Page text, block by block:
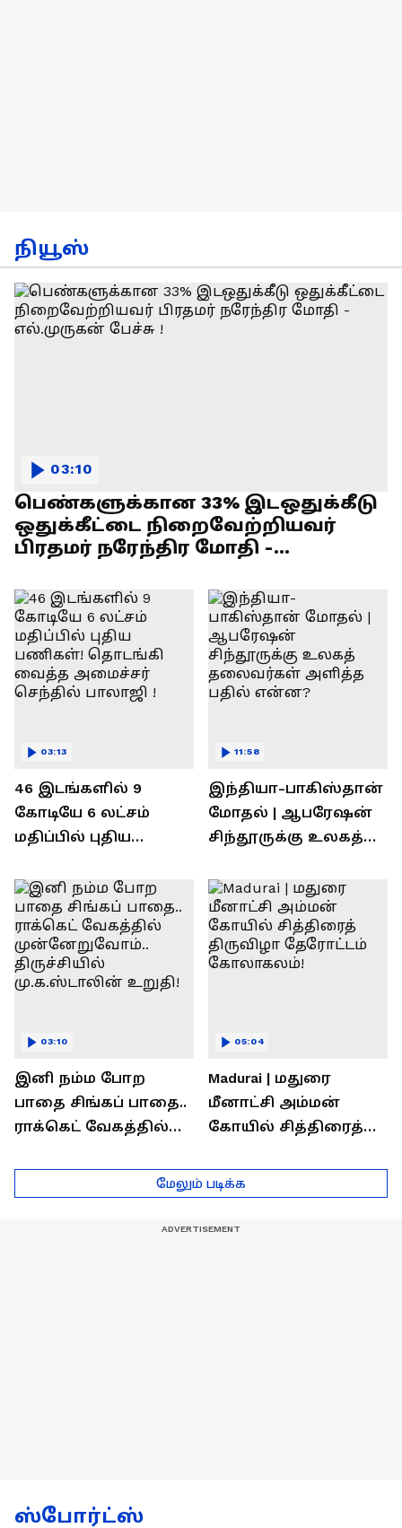
நியூஸ்
பெண்களுக்கான 33% இடஒதுக்கீடு
ஒதுக்கீட்டை நிறைவேற்றியவர்
பிரதமர் நரேந்திர மோதி -
03:10
46 இடங்களில் 9
கோடியே 6 லட்சம்
மதிப்பில் புதிய
வைத்த அமைச்சர்
செந்தில் பாலாஜி !
03:13
இந்தியா-பாகிஸ்தான்
மோதல் | ஆபரேஷன்
சிந்தூருக்கு உலகத்
பதில் என்ன?
11:58
இனி நம்ம போற
பாதை சிங்கப் பாதை..
ராக்கெட் வேகத்தில்
திருச்சியில்
மு.க.ஸ்டாலின் உறுதி!
03:10
Madurai | மதுரை
மீனாட்சி அம்மன்
கோயில் சித்திரைத்
கோலாகலம்!
05:04
மேலும் படிக்க
ஸ்போர்ட்ஸ்